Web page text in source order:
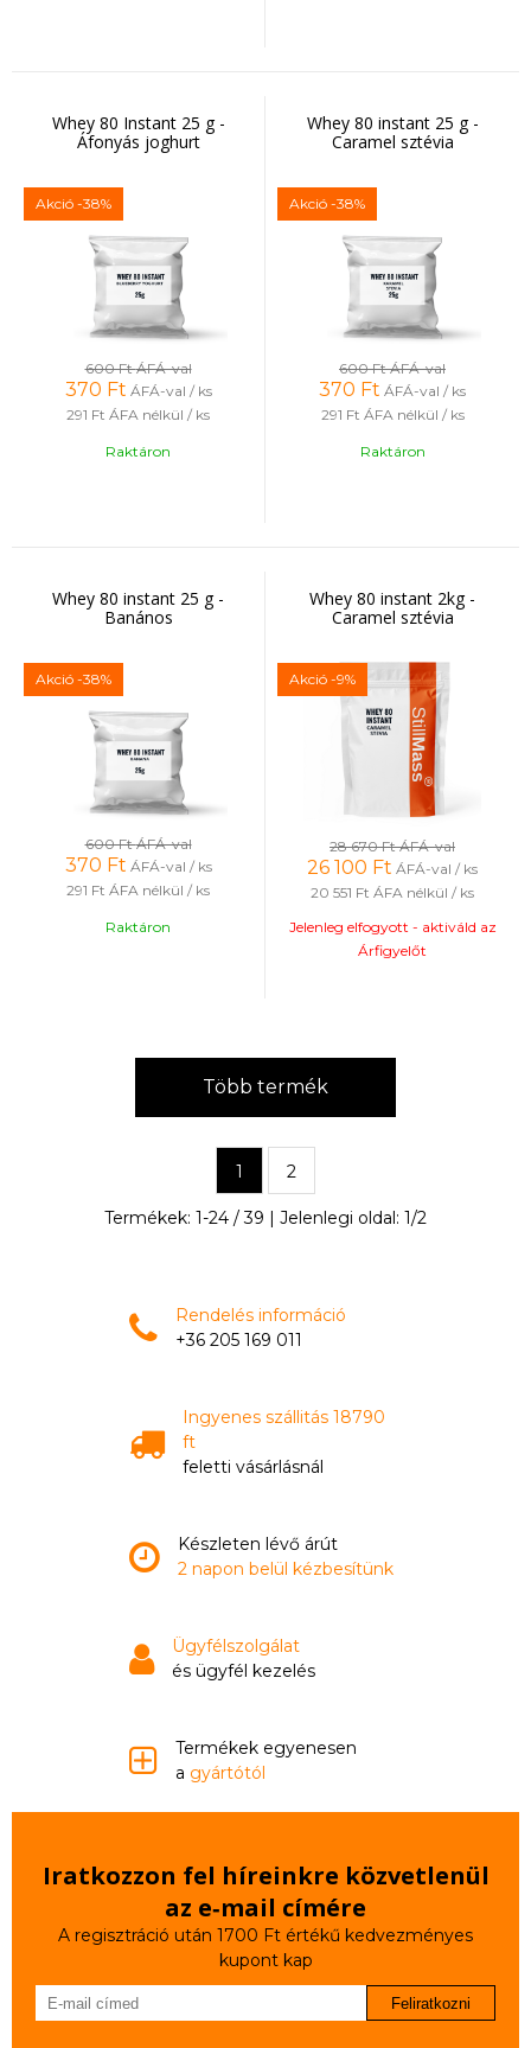
Whey 80 Instant 25 g -
Áfonyás joghurt
Akció -38%
600 FtÁFÁ-val
370 Ft ÁFÁ-val / ks
291 Ft ÁFA nélkül / ks
Raktáron
Whey 80 instant 25 g -
Caramel sztévia
Akció -38%
600 FtÁFÁ-val
370 Ft ÁFÁ-val / ks
291 Ft ÁFA nélkül / ks
Raktáron
Whey 80 instant 25 g -
Banános
Akció -38%
600 FtÁFÁ-val
370 Ft ÁFÁ-val / ks
291 Ft ÁFA nélkül / ks
Raktáron
Whey 80 instant 2kg -
Caramel sztévia
Akció -9%
28 670 FtÁFÁ-val
26 100 Ft ÁFÁ-val / ks
20 551 Ft ÁFA nélkül / ks
Jelenleg elfogyott - aktiváld az
Árfigyelőt
Több termék
1 2
Termékek: 1-24 /39 | Jelenlegi oldal: 1/2
Rendelés információ
+36 205 169 011
Ingyenes szállitás 18790
ft
feletti vásárlásnál
Készleten lévő árút
2 napon belül kézbesítünk
Ügyfélszolgálat
és ügyfél kezelés
Termékek egyenesen
a gyártótól
Iratkozzon fel híreinkre közvetlenül
az e‑mail címére
A regisztráció után 1700 Ft értékű kedvezményes
kupont kap
Feliratkozni